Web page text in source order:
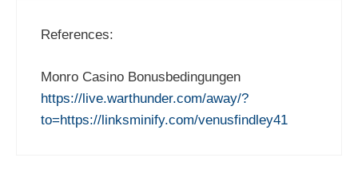
References:
Monro Casino Bonusbedingungen
https://live.warthunder.com/away/?
to=https://linksminify.com/venusfindley41